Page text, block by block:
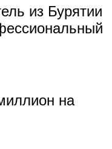
из Бурятии
на